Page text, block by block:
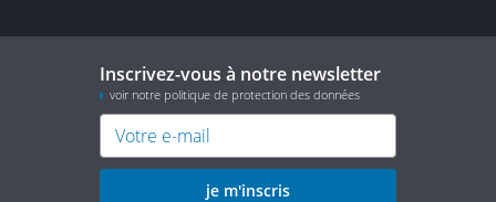
Inscrivez-vous à notre newsletter
voir notre politique de protection des données
je m'inscris